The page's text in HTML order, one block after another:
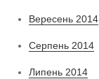
Вересень 2014
Серпень 2014
Липень 2014